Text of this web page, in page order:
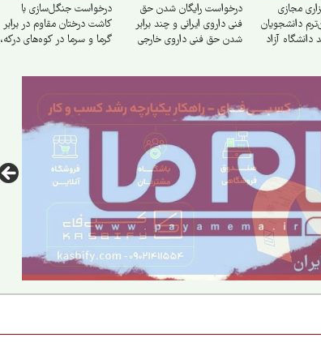
مجازی
دانشجویان
دانشگاه آزاد
درخواست رایگان شدن حق
فنی داروی ایرانی و چند برابر
شدن حق فنی داروی خارجی
درخواست جنگل‌سازی با
کاشت درختان مقاوم در برابر
گرما و سرما در کوه‌های درکه،